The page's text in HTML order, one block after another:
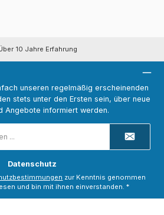
10 Jahre Erfahrung
unseren regelmäßig erscheinenden
stets unter den Ersten sein, über neue
Angebote informiert werden.
Datenschutz
zur Kenntnis genommen
und bin mit ihnen einverstanden. *